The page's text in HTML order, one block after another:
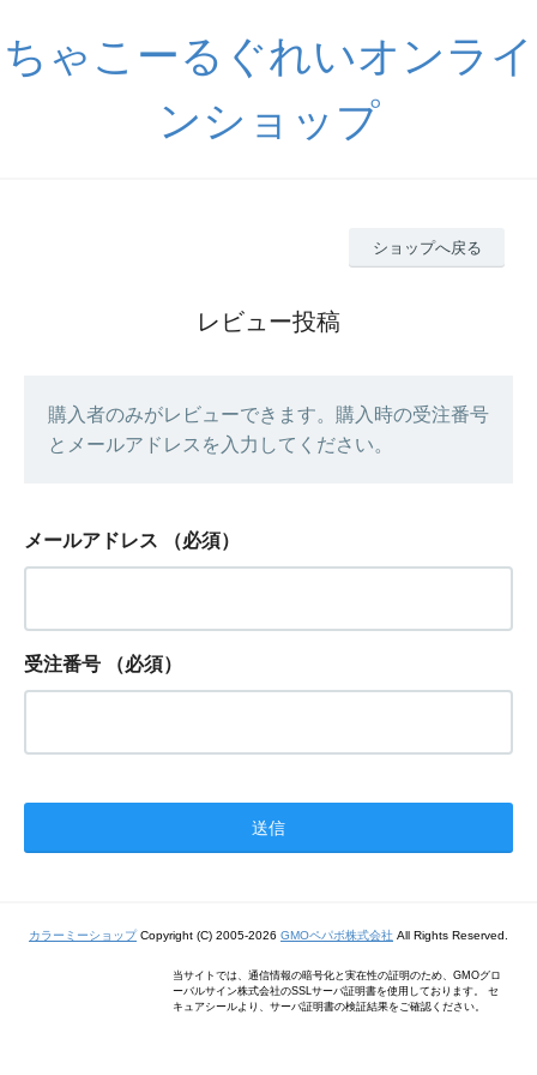
ちゃこーるぐれいオンライ
ンショップ
ショップへ戻る
レビュー投稿
購入者のみがレビューできます。購入時の受注番号
とメールアドレスを入力してください。
メールアドレス （必須）
受注番号 （必須）
カラーミーショップCopyright (C) 2005-2026 GMOペパボ株式会社 All Rights Reserved.
当サイトでは、通信情報の暗号化と実在性の証明のため、GMOグロ
ーバルサイン株式会社のSSLサーバ証明書を使用しております。 セ
キュアシールより、サーバ証明書の検証結果をご確認ください。